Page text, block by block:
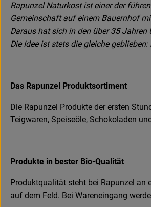
Rapunzel Naturkost ist einer der
Gemeinschaft auf einem Bauernhof
Daraus hat sich in den über 35
Die Idee ist stets die gleiche
Das Rapunzel Produktsortiment
Die Rapunzel Produkte der ersten
Teigwaren, Speiseöle, Schokoladen
Produkte in bester Bio-Qualität
Produktqualität steht bei Rapunzel an
auf dem Feld. Bei Wareneingang